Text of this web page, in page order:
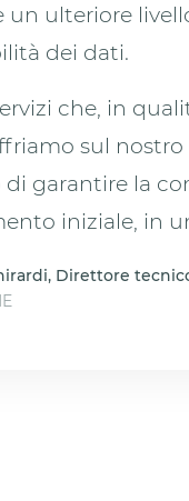
un ulteriore
dei dati.
che, in
sul
di garantire la
iniziale, in
Direttore